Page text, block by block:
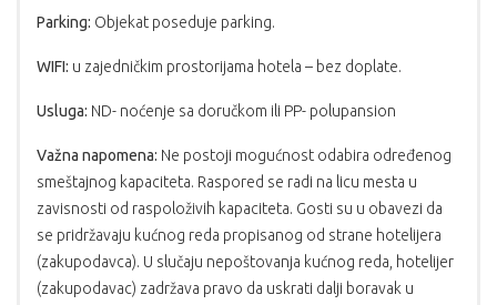
Parking: Objekat poseduje parking.
WIFI: u zajedničkim prostorijama hotela – bez doplate.
Usluga: ND- noćenje sa doručkom ili PP- polupansion
Važna napomena: Ne postoji mogućnost odabira određenog
smeštajnog kapaciteta. Raspored se radi na licu mesta u
zavisnosti od raspoloživih kapaciteta. Gosti su u obavezi da
se pridržavaju kućnog reda propisanog od strane hotelijera
(zakupodavca). U slučaju nepoštovanja kućnog reda, hotelijer
(zakupodavac) zadržava pravo da uskrati dalji boravak u